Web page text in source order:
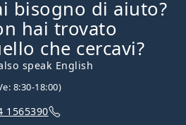
bisogno di aiuto?
hai trovato
che cercavi?
speak English
8:30-18:00)
1565390